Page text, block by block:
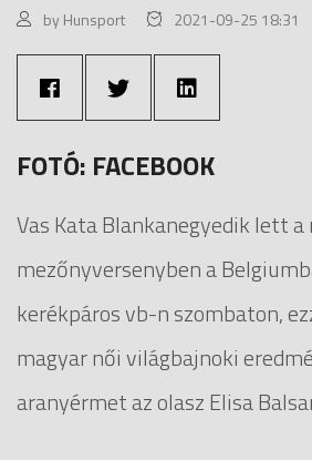
by Hunsport 2021-09-25 18:31
FOTÓ: FACEBOOK
Vas Kata Blankanegyedik lett a
mezőnyversenyben a
kerékpáros vb-n szombaton,
magyar női világbajnoki
aranyérmet az olasz Elisa